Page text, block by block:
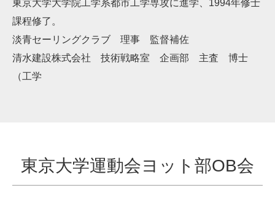
東京大学大学院工学系都市工学専攻に進学、1994年修士
課程修了。
淡青セーリングクラブ 理事 監督補佐
清水建設株式会社 技術戦略室 企画部 主査 博士
（工学
東京大学運動会ヨット部OB会